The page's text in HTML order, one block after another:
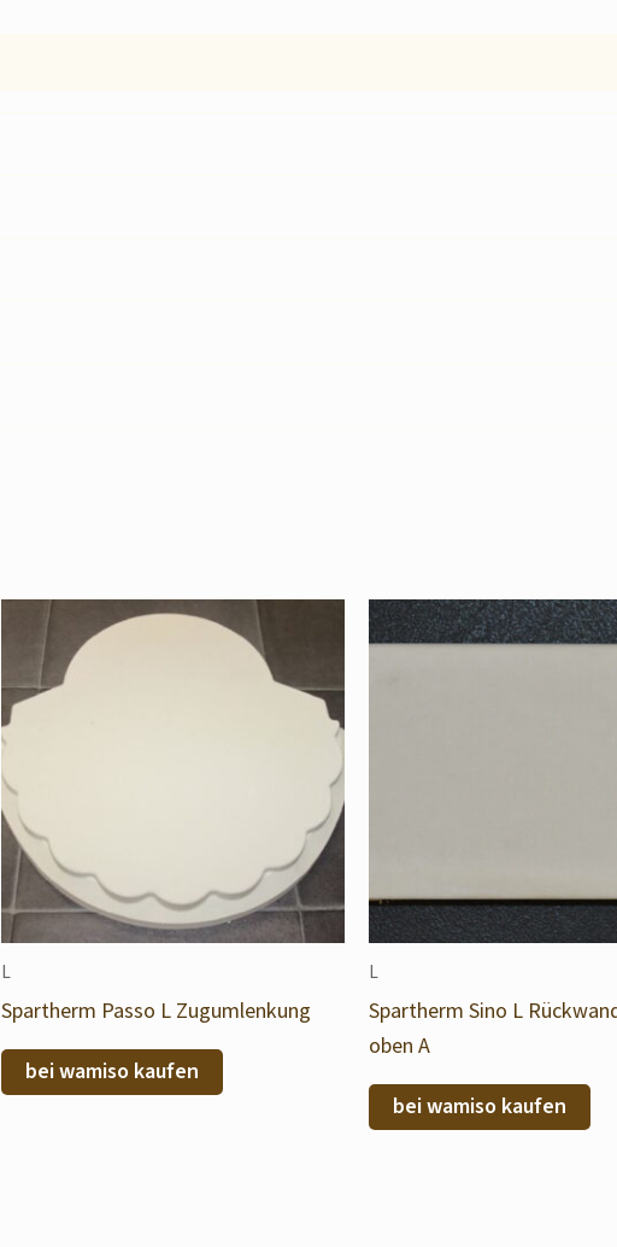
L
Spartherm Passo L Zugumlenkung
bei wamiso kaufen
L
Spartherm Sino L
oben A
bei wamiso kaufen